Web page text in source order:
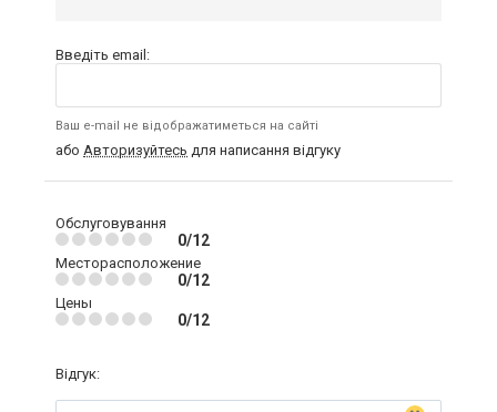
Введіть email:
Ваш e-mail не відображатиметься на сайті
або Авторизуйтесь для написання відгуку
Обслуговування
0/12
Месторасположение
0/12
Цены
0/12
Відгук: